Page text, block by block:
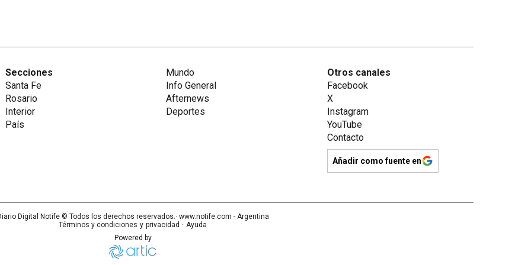
Secciones
Santa Fe
Rosario
Interior
País
Mundo
Info General
Afternews
Deportes
Otros canales
Facebook
X
Instagram
YouTube
Contacto
Añadir como fuente en
Digital Notife© Todos los derechos reservados.· www.notife.com - Argentina
Términos y condiciones y privacidad · Ayuda
Powered by